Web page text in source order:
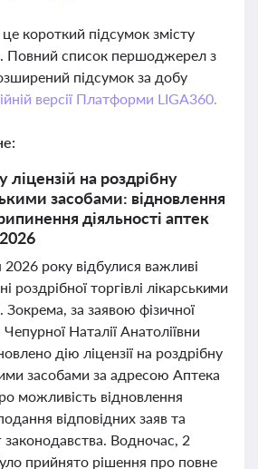
короткий підсумок змісту
Повний список першоджерел з
підсумок за добу
версії Платформи LIGA360.
на роздрібну
засобами: відновлення
діяльності аптек
року відбулися важливі
роздрібної торгівлі лікарськими
Зокрема, за заявою фізичної
Наталії Анатоліївни
дію ліцензії на роздрібну
засобами за адресою Аптека
можливість відновлення
відповідних заяв та
Водночас, 2
прийнято рішення про повне